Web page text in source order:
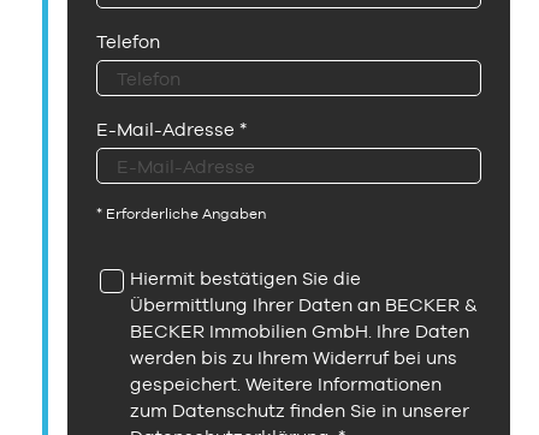
Telefon
E-Mail-Adresse *
* Erforderliche Angaben
Hiermit bestätigen Sie die
Übermittlung Ihrer Daten an BECKER &
BECKER Immobilien GmbH. Ihre Daten
werden bis zu Ihrem Widerruf bei uns
gespeichert. Weitere Informationen
zum Datenschutz finden Sie in unserer